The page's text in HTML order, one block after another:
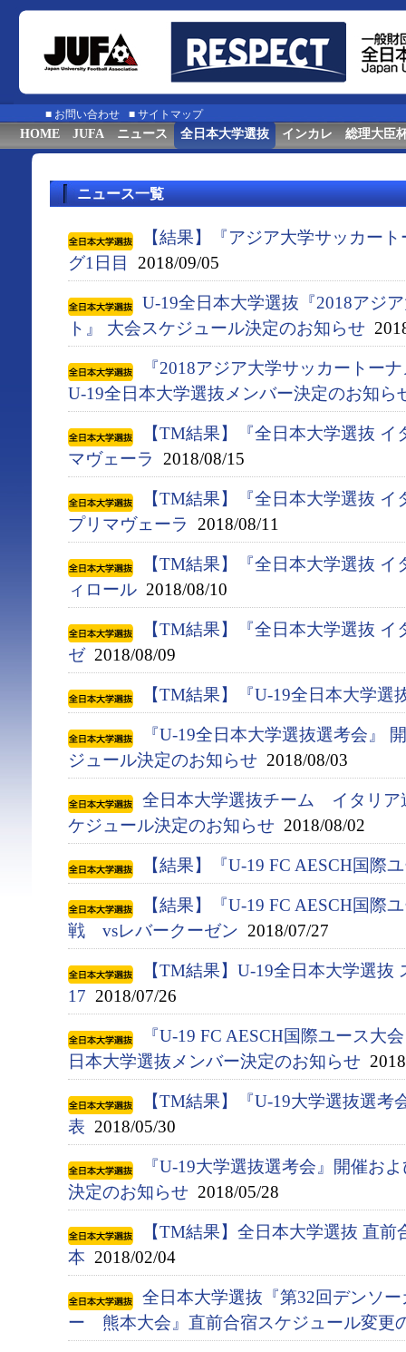
■ お問い合わせ ■ サイトマップ
HOME JUFA ニュース 全日本大学選抜 インカレ 総理大臣
ニュース一覧
【結果】『アジア大学サッカー
グ1日目
2018/09/05
U-19全日本大学選抜『2018アジ
ト』 大会スケジュール決定のお知らせ
『2018アジア大学サッカートー
U-19全日本大学選抜メンバー決定のお知ら
【TM結果】『全日本大学選抜
マヴェーラ
2018/08/15
【TM結果】『全日本大学選抜
プリマヴェーラ
2018/08/11
【TM結果】『全日本大学選抜
ィロール 2018/08/10
【TM結果】『全日本大学選抜
ゼ2018/08/09
【TM結果】『U-19全日本大学選
『U-19全日本大学選抜選考会』
ジュール決定のお知らせ 2018/08/03
全日本大学選抜チーム イタリア
ケジュール決定のお知らせ 2018/08/02
【結果】『U-19 FC AESCH国際
【結果】『U-19 FC AESCH国際
戦 vsレバークーゼン 2018/07/27
【TM結果】U-19全日本大学選抜
17 2018/07/26
『U-19 FC AESCH国際ユース大
日本大学選抜メンバー決定のお知らせ
【TM結果】『U-19大学選抜選考
表 2018/05/30
『U-19大学選抜選考会』開催お
決定のお知らせ 2018/05/28
【TM結果】全日本大学選抜 直前
本 2018/02/04
全日本大学選抜『第32回デンソ
ー 熊本大会』直前合宿スケジュール変更